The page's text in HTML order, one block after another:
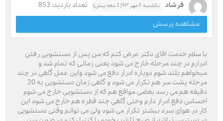
فرشاد یکشنبه ۶ مهر ۹۳( 1 دهه پیش)
تعداد بازدید: 853
مشاهده پرسش
با سلام خدمت اقای دکتر عرض کنم که من پس از دستشویی رفتن
ادرارم در چند مرحله خارج می شود یعنی زمانی که تمام شد و
میخواهم بلند شوم دوباره ادرار دفع می شود واین عمل گاهی در چند
مرحله پشت سر هم تکرار می شود و گاهی زمان دستشویی به 20
دقیقه هم می رسد بعضی مواقع هم که از دستشویی خارج می شوم
احساس دفع ادرار دارم وحتی گاهی چند قطره هم خارج می شود این
کار در هوای سرد بیشتر تکرار می شود ولی می توانم وقتی دستشویی